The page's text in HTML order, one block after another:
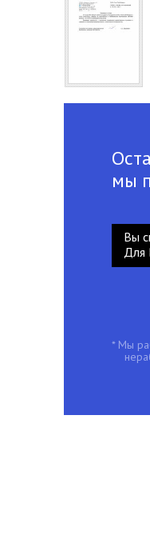
мы
Вы
Для
* Мы